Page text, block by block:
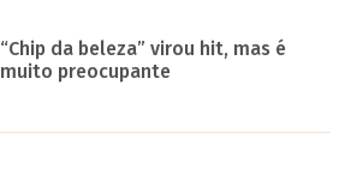
“Chip da beleza” virou hit, mas é
muito preocupante